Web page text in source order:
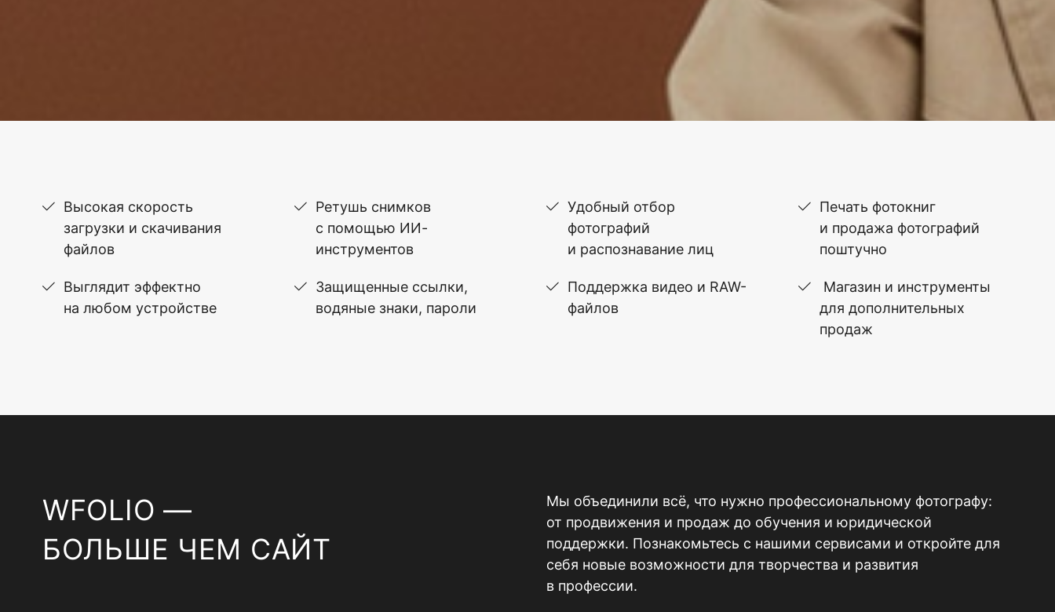
Высокая скорость
загрузки и скачивания
файлов
Выглядит эффектно
на любом устройстве
Ретушь снимков
с помощью ИИ-
инструментов
Защищенные ссылки,
водяные знаки, пароли
Удобный отбор
фотографий
и распознавание лиц
Поддержка видео и RAW-
файлов
Печать фотокниг
и продажа фотографий
поштучно
Магазин и инструменты
для дополнительных
продаж
WFOLIO —
БОЛЬШЕ ЧЕМ САЙТ
Мы объединили всё, что нужно профессиональному фотографу:
от продвижения и продаж до обучения и юридической
поддержки. Познакомьтесь с нашими сервисами и откройте для
себя новые возможности для творчества и развития
в профессии.